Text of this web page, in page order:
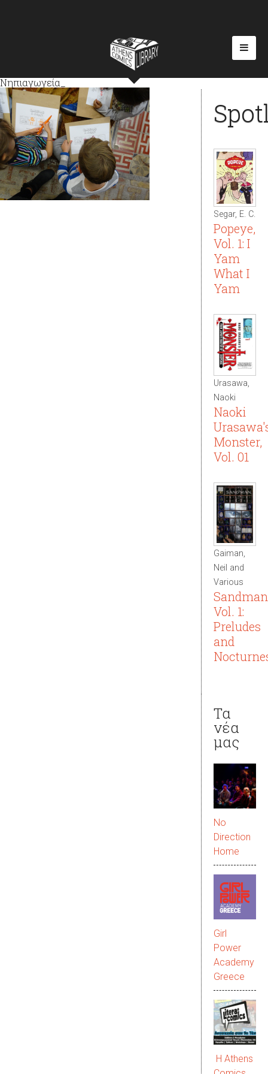
Νηπιαγωγεία_
Segar, E. C.
Popeye,
Vol. 1: I
Yam
What I
Yam
Urasawa,
Naoki
Naoki
Monster,
Vol. 01
Gaiman,
Neil and
Various
Sandman
Vol. 1:
Preludes
and
Τα
νέα
μας
No
Direction
Home
Girl
Power
Academy
Greece
Η Athens